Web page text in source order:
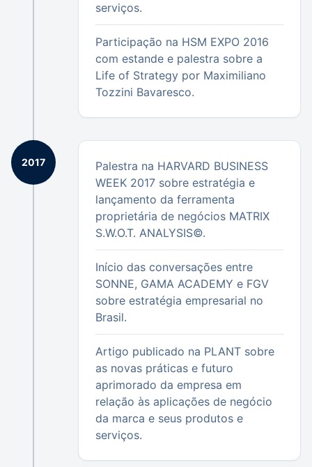
serviços.
Participação na HSM EXPO 2016
com estande e palestra sobre a
Life of Strategy por Maximiliano
Tozzini Bavaresco.
2017
Palestra na HARVARD BUSINESS
WEEK 2017 sobre estratégia e
lançamento da ferramenta
proprietária de negócios MATRIX
S.W.O.T. ANALYSIS©.
Início das conversações entre
SONNE, GAMA ACADEMY e FGV
sobre estratégia empresarial no
Brasil.
Artigo publicado na PLANT sobre
as novas práticas e futuro
aprimorado da empresa em
relação às aplicações de negócio
da marca e seus produtos e
serviços.